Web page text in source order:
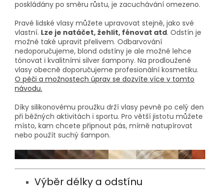
poskládány po směru růstu, je zacuchávání omezeno.
Pravé lidské vlasy můžete upravovat stejně, jako své
vlastní. Lze je natáčet, žehlit, fénovat atd. Odstín je
možné také upravit přelivem. Odbarvování
nedoporučujeme, blond odstíny je ale možné lehce
tónovat i kvalitními silver šampony. Na prodloužené
vlasy obecně doporučujeme profesionální kosmetiku.
O péči a možnostech úprav se dozvíte více v tomto
návodu.
Díky silikonovému proužku drží vlasy pevně po celý den
při běžných aktivitách i sportu. Pro větší jistotu můžete
místo, kam chcete připnout pás, mírně natupírovat
nebo použít suchý šampon.
Výběr délky a odstínu